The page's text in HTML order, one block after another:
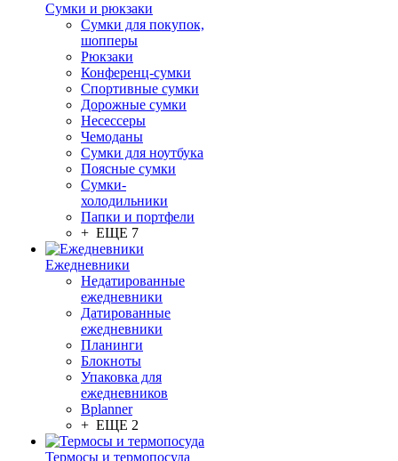
Сумки и рюкзаки
Сумки для покупок,
шопперы
Рюкзаки
Конференц-сумки
Спортивные сумки
Дорожные сумки
Несессеры
Чемоданы
Сумки для ноутбука
Поясные сумки
Сумки-
холодильники
Папки и портфели
+ ЕЩЕ 7
Ежедневники
Недатированные
ежедневники
Датированные
ежедневники
Планинги
Блокноты
Упаковка для
ежедневников
Bplanner
+ ЕЩЕ 2
Термосы и термопосуда